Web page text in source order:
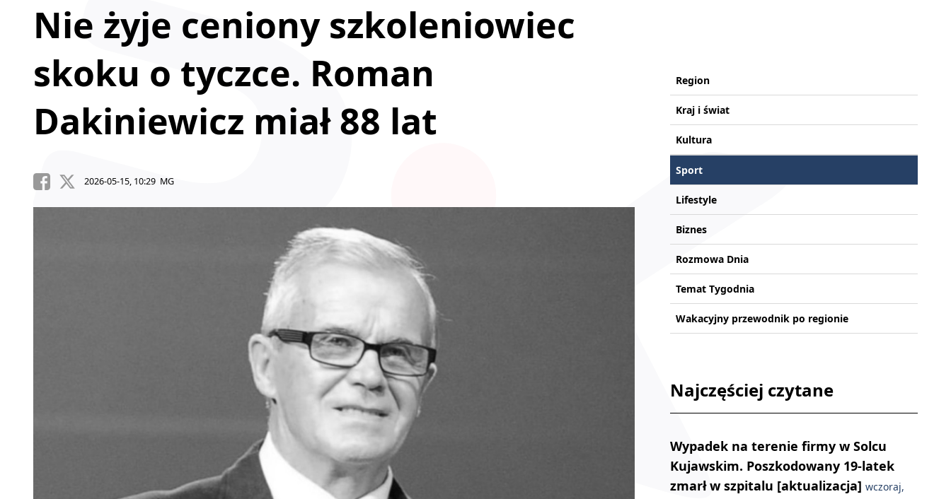
Nie żyje ceniony szkoleniowiec
skoku o tyczce. Roman
Dakiniewicz miał 88 lat
2026-05-15, 10:29 MG
Region
Kraj i świat
Kultura
Sport
Lifestyle
Biznes
Rozmowa Dnia
Temat Tygodnia
Wakacyjny przewodnik po regionie
Najczęściej czytane
Wypadek na terenie firmy w Solcu
Kujawskim. Poszkodowany 19-latek
zmarł w szpitalu [aktualizacja] wczoraj,